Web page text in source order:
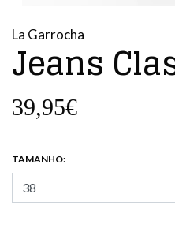
La Garrocha
Jeans
39,95€
TAMANHO: